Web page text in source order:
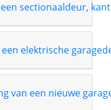
sectionaaldeur,
elektrische
van een nieuwe